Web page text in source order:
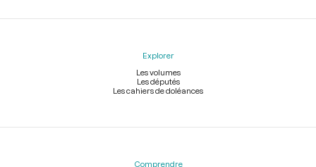
Explorer
Les volumes
Les députés
Les cahiers de doléances
Comprendre